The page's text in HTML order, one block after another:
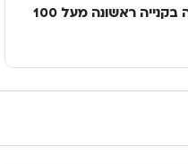
ללקוחות חדשים! 10% הנחה בקנייה ראשונה מעל 100